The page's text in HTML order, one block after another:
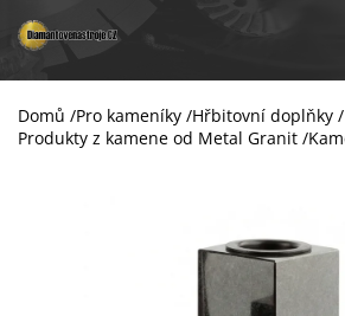
na
obsah
Domů /Pro kameníky /Hřbitovní doplňky /
Produkty z kamene od Metal Granit /
š
Zpět
Zpět
C